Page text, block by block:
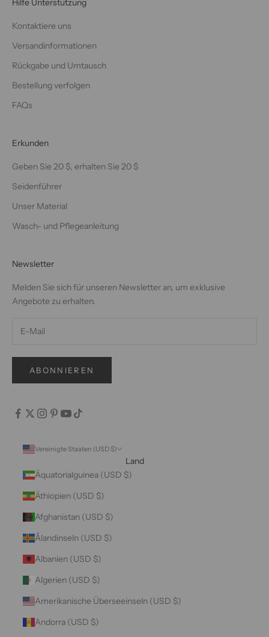
Kontaktiere uns
Versandinformationen
Rückgabe und Umtausch
Bestellung verfolgen
FAQs
Erkunden
Geben Sie 20 $, erhalten Sie 20 $
Seidenführer
Unser Material
Wasch- und Pflegeanleitung
Newsletter
Melden Sie sich für unseren Newsletter an, um exklusive
Angebote zu erhalten.
ABONNIEREN
Vereinigte Staaten (USD $)
Land
Äquatorialguinea (USD $)
Äthiopien (USD $)
Afghanistan (USD $)
Ålandinseln (USD $)
Albanien (USD $)
Algerien (USD $)
Amerikanische Überseeinseln (USD $)
Andorra (USD $)